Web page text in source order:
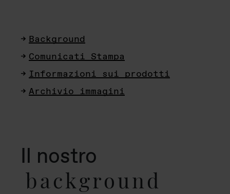
Background
Comunicati Stampa
Informazioni sui prodotti
Archivio immagini
Il nostro
background